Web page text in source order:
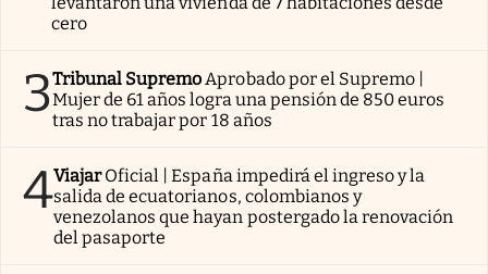
cero
3Tribunal Supremo Aprobado por el Supremo |
Mujer de 61 años logra una pensión de 850 euros
tras no trabajar por 18 años
4Viajar Oficial | España impedirá el ingreso y la
salida de ecuatorianos, colombianos y
venezolanos que hayan postergado la renovación
del pasaporte